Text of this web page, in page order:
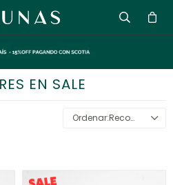
EN SALE
Recomendados